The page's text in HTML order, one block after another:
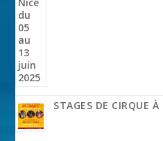
STAGES DE CIRQUE